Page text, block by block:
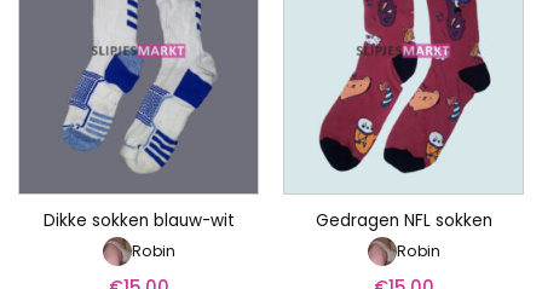
Dikke sokken blauw-wit
Robin
Gedragen NFL sokken
Robin